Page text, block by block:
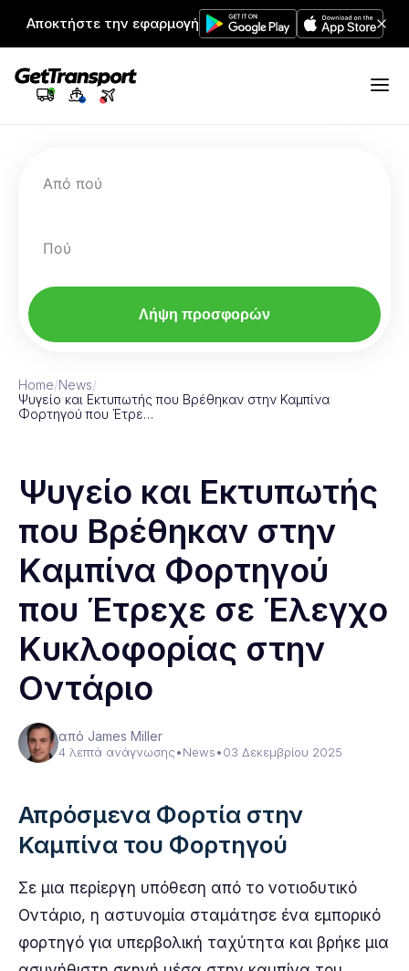
Αποκτήστε την εφαρμογή
Από πού
Πού
Λήψη προσφορών
Home/News/
Ψυγείο και Εκτυπωτής που Βρέθηκαν στην Καμπίνα
Φορτηγού που Έτρε…
Ψυγείο και Εκτυπωτής
που Βρέθηκαν στην
Καμπίνα Φορτηγού
που Έτρεχε σε Έλεγχο
Κυκλοφορίας στην
Οντάριο
από James Miller
4 λεπτά ανάγνωσης•News•03 Δεκεμβρίου 2025
Απρόσμενα Φορτία στην
Καμπίνα του Φορτηγού
Σε μια περίεργη υπόθεση από το νοτιοδυτικό
Οντάριο, η αστυνομία σταμάτησε ένα εμπορικό
φορτηγό για υπερβολική ταχύτητα και βρήκε μια